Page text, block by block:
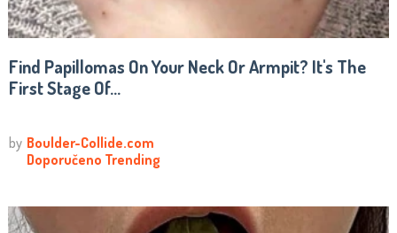
Find Papillomas On Your Neck Or Armpit? It's The
First Stage Of...